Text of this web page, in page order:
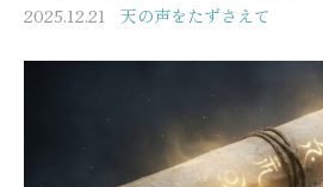
2025.12.21 天の声をたずさえて